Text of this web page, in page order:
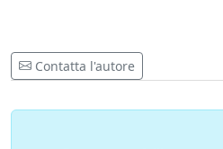
Contatta l'autore